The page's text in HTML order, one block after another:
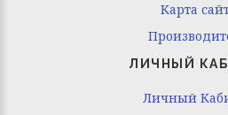
Карта
ЛИЧНЫЙ
Личный